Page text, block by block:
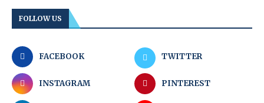
FOLLOW US
FACEBOOK TWITTER
INSTAGRAM PINTEREST